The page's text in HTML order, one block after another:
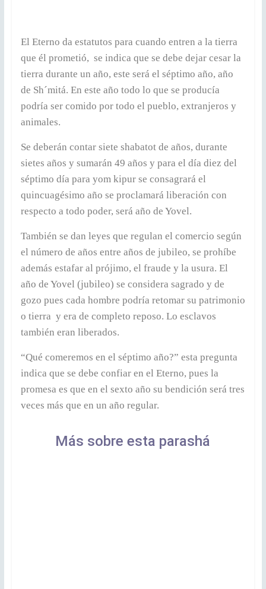
El Eterno da estatutos para cuando entren a la tierra
que él prometió, se indica que se debe dejar cesar la
tierra durante un año, este será el séptimo año, año
de Sh´mitá. En este año todo lo que se producía
podría ser comido por todo el pueblo, extranjeros y
animales.
Se deberán contar siete shabatot de años, durante
sietes años y sumarán 49 años y para el día diez del
séptimo día para yom kipur se consagrará el
quincuagésimo año se proclamará liberación con
respecto a todo poder, será año de Yovel.
También se dan leyes que regulan el comercio según
el número de años entre años de jubileo, se prohíbe
además estafar al prójimo, el fraude y la usura. El
año de Yovel (jubileo) se considera sagrado y de
gozo pues cada hombre podría retomar su patrimonio
o tierra y era de completo reposo. Lo esclavos
también eran liberados.
“Qué comeremos en el séptimo año?” esta pregunta
indica que se debe confiar en el Eterno, pues la
promesa es que en el sexto año su bendición será tres
veces más que en un año regular.
Más sobre esta parashá